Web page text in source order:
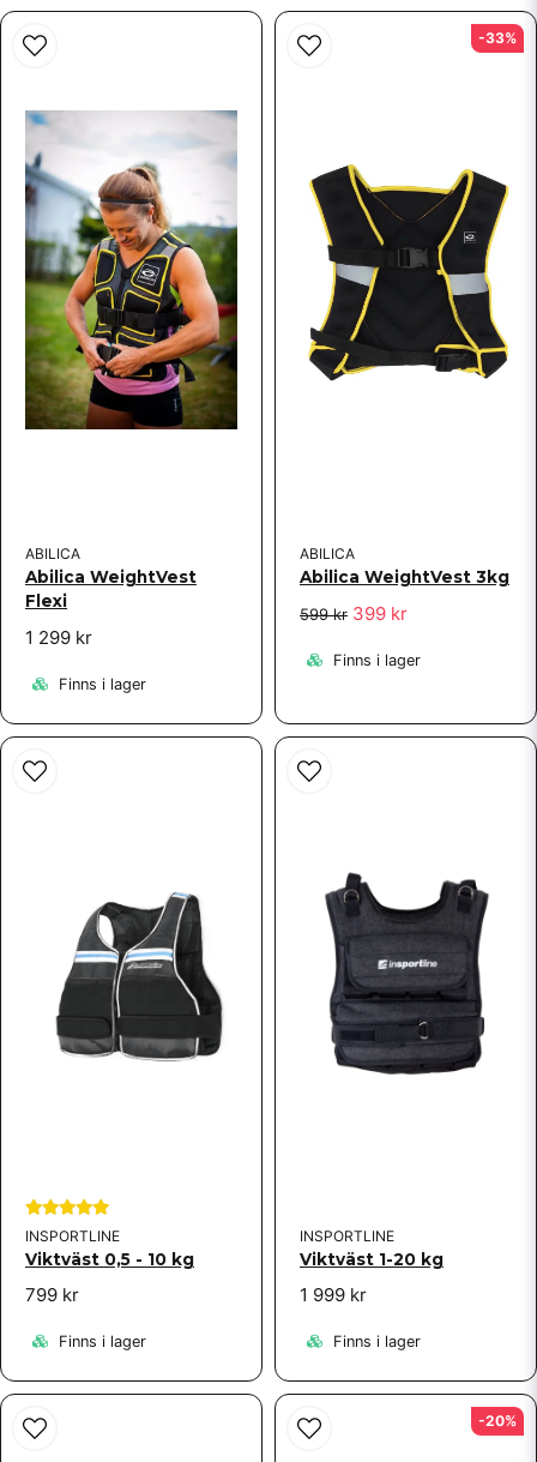
Skicka fråga
ABILICA
Abilica WeightVest
Flexi
1 299 kr
Finns i lager
ABILICA
Abilica WeightVest 3kg
599 kr 399 kr
Finns i lager
-33%
INSPORTLINE
Viktväst 0,5 - 10 kg
799 kr
Finns i lager
INSPORTLINE
Viktväst 1-20 kg
1 999 kr
Finns i lager
-20%